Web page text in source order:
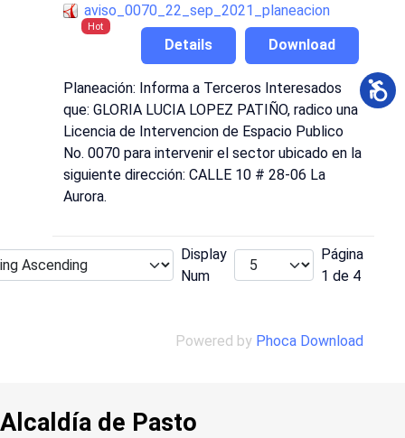
aviso_0070_22_sep_2021_planeacion
Hot
Download
Details
Planeación: Informa a Terceros Interesados
que: GLORIA LUCIA LOPEZ PATIÑO, radico una
Licencia de Intervencion de Espacio Publico
No. 0070 para intervenir el sector ubicado en la
siguiente dirección: CALLE 10 # 28-06 La
Aurora.
Display
Num
Página
1 de 4
Powered by Phoca Download
Alcaldía de Pasto